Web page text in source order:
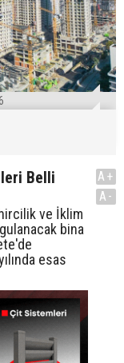
Belli
ve İklim
bina
esas
A+
A-